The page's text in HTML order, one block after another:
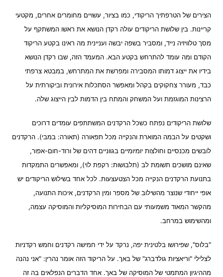
הצירים של הטרפתיך הריקודי, כמו בציור, עשויים מחומרים אחרים, מקטעי
קריינות. בין שלושת הריקודים עולה רקדן הנושא את ראשו המשתקף על
מסך טלוויזיה נייד, ומסביר בשפה יבשה ועניינית מה ראינו בקטע הריקוד
הקודם ומה עומד להתרחש בקטע הבא. המעמד הזה, שבו רקדן הנושא
בידיו את ייצוג דמותו המסבירה ומפרשת את המתרחש, במבטא צרפתי
כבד, מעורר צחקוקים בקהל ומאפשר הסתכלות אירונית וביקורתית על
הרצינות המוגזמת ועל המשחק והמתח בין הדמות לבין הייצוג שלה.
שלושת הריקודים נפתח כשכל הרקדנים המשתתפים עומדים דרוכים
ושקטים על הבמה המוארת והנקייה מכל תפאורה (תאורה: במבי). הרקדנים
לובשים מכנסיים וחולצות יומיומיים בגווניים דהים של ורוד-חום-אפור,
שאינם מושכים תשומת לב (תלבושות: רקפת לוי), ומאפשרים התמקדות
בתנועת הרקדנים הנקייה מכל הצטעצעות. לכל אחד בשילוש הריקודים יש
אופי ייחודי שנוצר מהשילוב של מספר ומין הרקדנים, איכות התנועה,
מהקשר המאוד משמעותי עם הבחירות המוסיקליות והמוסיקה עצמה,
ומהשימוש במרחב.
"בלוס", שפירושו בלטינית יפה, נרקד על ידי חמישה רקדנים וחמש רקדניות
לצלילי "וריאציות גולדברג" של באך. על הריקוד הזה אומר נהרין: "אני נהנה
מההיגיון המתמטי של המוסיקה של באך. אחד הדברים הנפלאים בה זה